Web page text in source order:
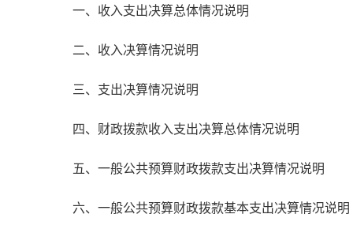
一、收入支出决算总体情况说明
二、收入决算情况说明
三、支出决算情况说明
四、财政拨款收入支出决算总体情况说明
五、一般公共预算财政拨款支出决算情况说明
六、一般公共预算财政拨款基本支出决算情况说明